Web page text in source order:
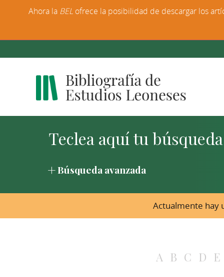
Búsqueda avanzada
Actualmente hay
A B C D E
Ahora la BEL ofrece la posibilidad de descargar los